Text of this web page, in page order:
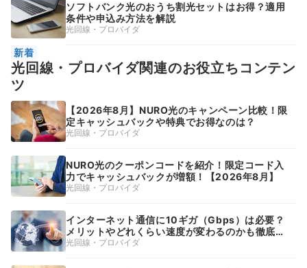
ソフトバンク光のおうち割光セットはお得？適用
条件や申込み方法を解説
光回線・プロバイダ
新着
光回線・プロバイダ関連のお役立ちコンテン
ツ
【2026年8月】NURO光のキャンペーン比較！限
定キャッシュバックや特典でお得なのは？
光回線・プロバイダ
NURO光のクーポンコードを紹介！限定コード入
力でキャッシュバックが増額！【2026年8月】
光回線・プロバイダ
インターネット通信に10ギガ（Gbps）は必要？
メリットやどれくらい速度が変わるのかも徹底解
説！
光回線・プロバイダ